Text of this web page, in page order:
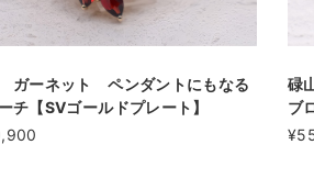
ガーネット ペンダントにもなる
チ【SVゴールドプレート】
碌
ブ